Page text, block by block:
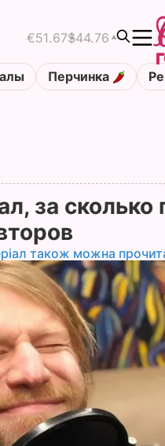
€51.67$44.76
Перчинка
за сколько
також можна